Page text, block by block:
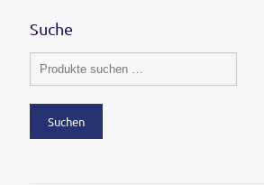
Suche
Suchen